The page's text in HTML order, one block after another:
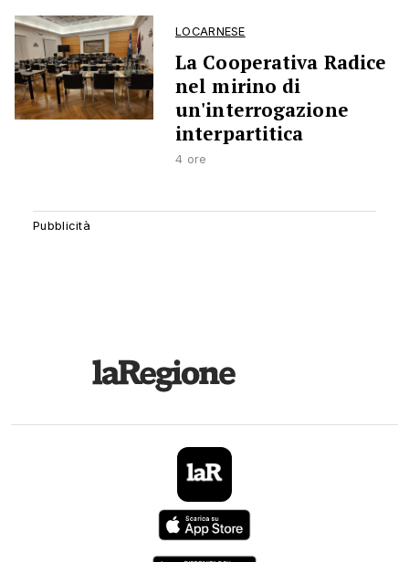
LOCARNESE
La Cooperativa Radice
nel mirino di
un'interrogazione
interpartitica
4 ore